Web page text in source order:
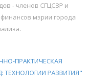
- членов СГЦСЗР и
мэрии города
ПРАКТИЧЕСКАЯ
РАЗВИТИЯ"